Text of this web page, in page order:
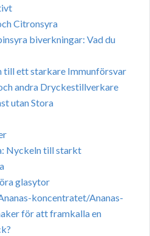
Citronsyra
biverkningar: Vad du
till ett starkare Immunförsvar
andra Dryckestillverkare
utan Stora
Nyckeln till starkt
glasytor
koncentratet/Ananas-
för att framkalla en